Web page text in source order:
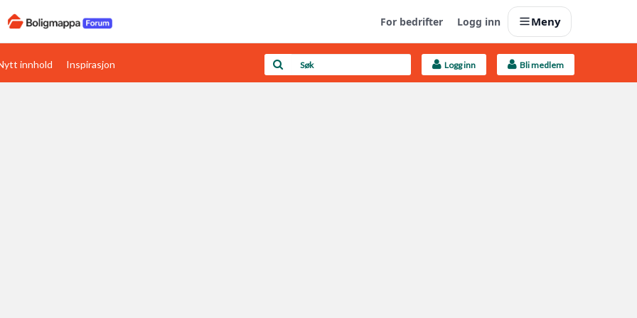
For bedrifter Logg inn Meny
Boligens papirer Last opp selv
innhold Inspirasjon Logg inn Bli medlem